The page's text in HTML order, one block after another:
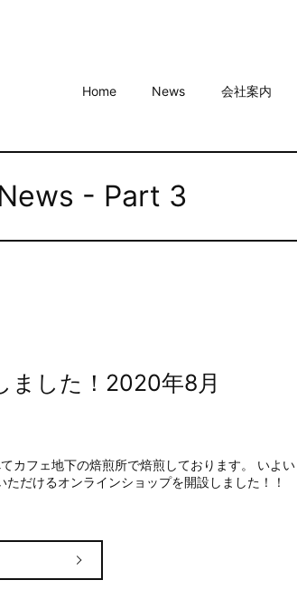
Home News 会社案内
- Part 3
ました！2020年8月
カフェ地下の焙煎所で焙煎しております。 いよい
だけるオンラインショップを開設しました！！